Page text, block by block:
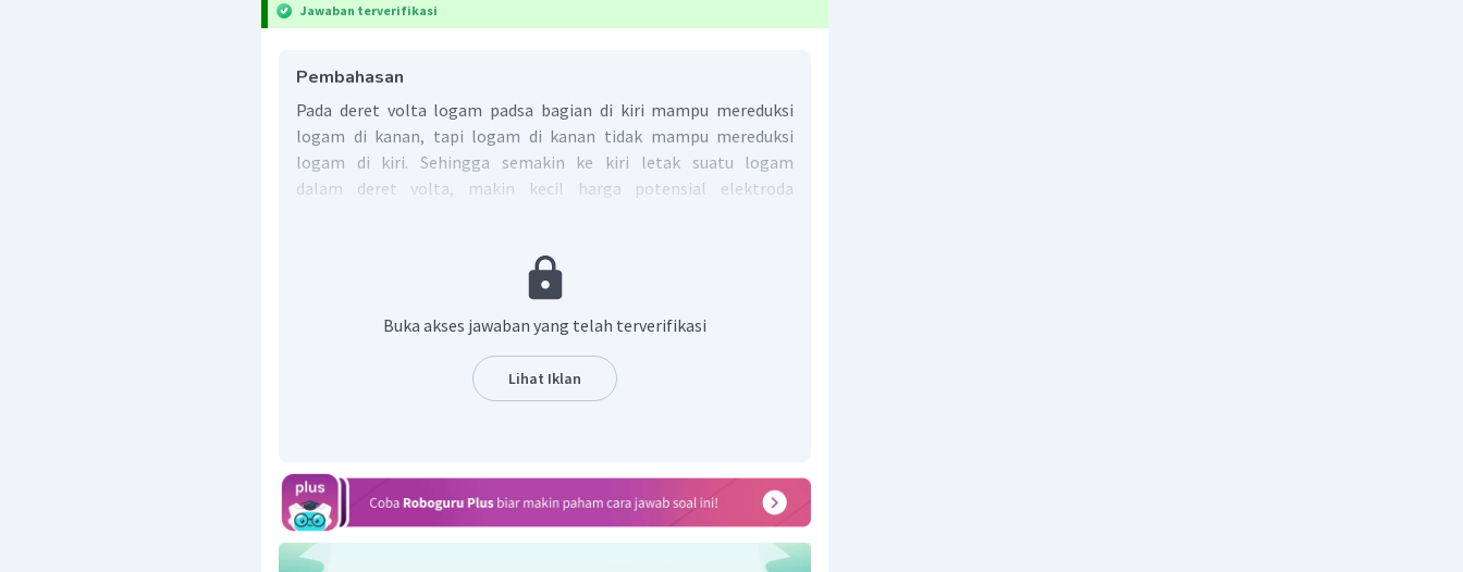
Jawaban terverifikasi
Pembahasan
Pada deret volta logam padsa bagian di kiri mampu mereduksi
logam di kanan, tapi logam di kanan tidak mampu mereduksi
logam di kiri. Sehingga semakin ke kiri letak suatu logam
dalam deret volta, makin kecil harga potensial elektroda
karena terletak sebelah kiri Co pada deret volta
CoQ(aq
Jadi, jawaban benar adalah B.
Buka akses jawaban yang telah terverifikasi
Lihat Iklan